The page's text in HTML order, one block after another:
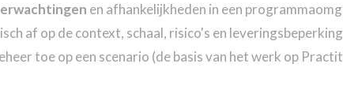
en afhankelijkheden in een
af op de context, schaal, risico's en
toe op een scenario (de basis van het werk op